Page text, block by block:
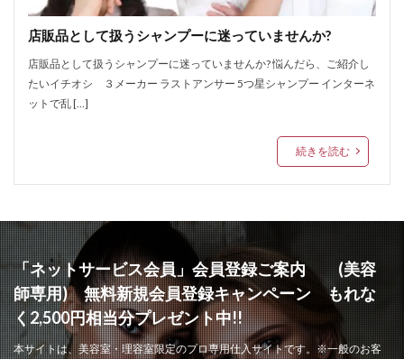
店販品として扱うシャンプーに迷っていませんか?
店販品として扱うシャンプーに迷っていませんか? 悩んだら、ご紹介し
たいイチオシ ３メーカー ラストアンサー 5つ星シャンプー インターネ
ットで乱 […]
続きを読む
「ネットサービス会員」会員登録ご案内 (美容
師専用) 無料新規会員登録キャンペーン もれな
く2,500円相当分プレゼント中!!
本サイトは、美容室・理容室限定のプロ専用仕入サイトです。※一般のお客